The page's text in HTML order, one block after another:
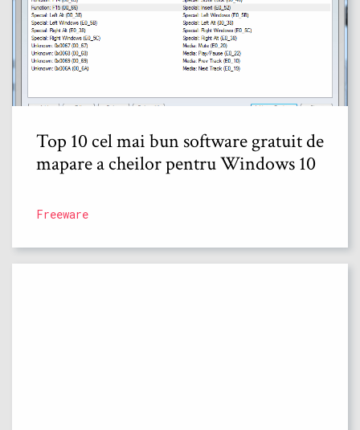
Top 10 cel mai bun software gratuit de
mapare a cheilor pentru Windows 10
Freeware